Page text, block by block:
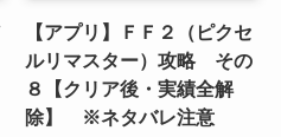
【アプリ】ＦＦ２（ピクセ
ルリマスター）攻略 その
８【クリア後・実績全解
除】 ※ネタバレ注意